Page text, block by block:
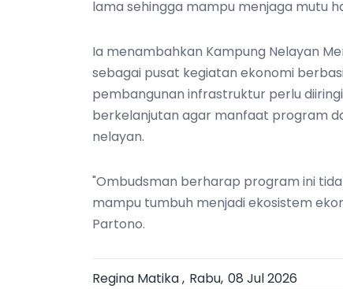
lama sehingga mampu menjaga mutu
Ia menambahkan Kampung Nelayan
sebagai pusat kegiatan ekonomi
pembangunan infrastruktur perlu
berkelanjutan agar manfaat program
nelayan.
"Ombudsman berharap program ini
mampu tumbuh menjadi ekosistem
Partono.
Regina Matika , Rabu, 08 Jul 2026